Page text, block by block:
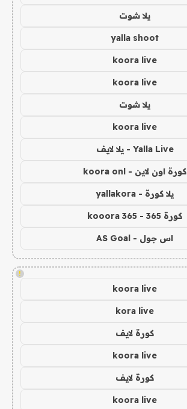
يلا شوت
yalla shoot
koora live
koora live
يلا شوت
koora live
Yalla Live - يلا لايف
كورة اون لاين - koora onl
يلا كورة - yallakora
كورة 365 - kooora 365
اس جول - AS Goal
!
koora live
kora live
كورة لايف
koora live
كورة لايف
koora live